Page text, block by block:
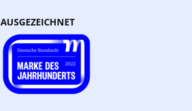
AUSGEZEICHNET